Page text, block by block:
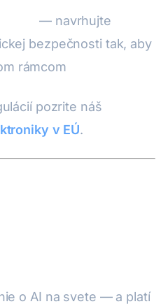
— navrhujte
bezpečnosti tak, aby
rámcom
pozrite náš
v EÚ.
o AI na svete — a platí